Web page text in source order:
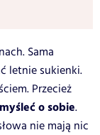
Sama
letnie sukienki.
Przecież
o sobie.
nie mają nic